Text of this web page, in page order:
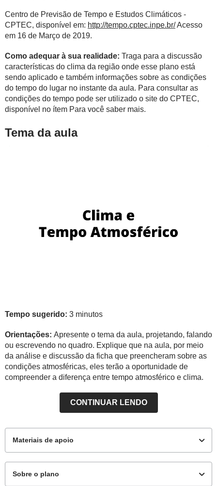
Centro de Previsão de Tempo e Estudos Climáticos -
CPTEC, disponível em: http://tempo.cptec.inpe.br/Acesso
em 16 de Março de 2019.
Como adequar à sua realidade: Traga para a discussão
características do clima da região onde esse plano está
sendo aplicado e também informações sobre as condições
do tempo do lugar no instante da aula. Para consultar as
condições do tempo pode ser utilizado o site do CPTEC,
disponível no ítem Para você saber mais.
Tema da aula
Tempo sugerido: 3 minutos
Orientações: Apresente o tema da aula, projetando, falando
ou escrevendo no quadro. Explique que na aula, por meio
da análise e discussão da ficha que preencheram sobre as
condições atmosféricas, eles terão a oportunidade de
compreender a diferença entre tempo atmosférico e clima.
CONTINUAR LENDO
Materiais de apoio
Sobre o plano